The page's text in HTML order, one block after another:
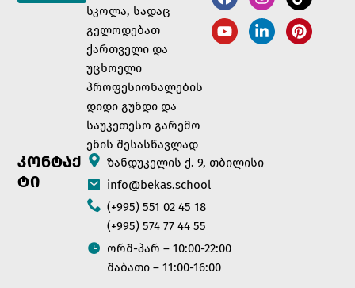
სკოლა, სადაც
გელოდებათ
ქართველი და
უცხოელი
პროფესიონალების
დიდი გუნდი და
საუკეთესო გარემო
ენის შესასწავლად
ᲙᲝᲜᲢᲐᲥ
ᲢᲘ
ზანდუკელის ქ. 9, თბილისი
info@bekas.school
(+995) 551 02 45 18
(+995) 574 77 44 55
ორშ-პარ – 10:00-22:00
შაბათი – 11:00-16:00